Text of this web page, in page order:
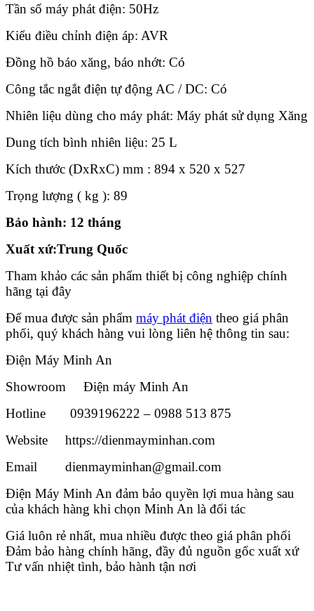
Tần số máy phát điện: 50Hz
Kiểu điều chỉnh điện áp: AVR
Đồng hồ báo xăng, báo nhớt: Có
Công tắc ngắt điện tự động AC / DC: Có
Nhiên liệu dùng cho máy phát: Máy phát sử dụng Xăng
Dung tích bình nhiên liệu: 25 L
Kích thước (DxRxC) mm : 894 x 520 x 527
Trọng lượng ( kg ): 89
Bảo hành: 12 tháng
Xuất xứ:Trung Quốc
Tham khảo các sản phẩm thiết bị công nghiệp chính
hãng tại đây
Để mua được sản phẩm máy phát điện theo giá phân
phối, quý khách hàng vui lòng liên hệ thông tin sau:
Điện Máy Minh An
Showroom Điện máy Minh An
Hotline 0939196222 – 0988 513 875
Website https://dienmayminhan.com
Email dienmayminhan@gmail.com
Điện Máy Minh An đảm bảo quyền lợi mua hàng sau
của khách hàng khi chọn Minh An là đối tác
Giá luôn rẻ nhất, mua nhiều được theo giá phân phối
Đảm bảo hàng chính hãng, đầy đủ nguồn gốc xuất xứ
Tư vấn nhiệt tình, bảo hành tận nơi